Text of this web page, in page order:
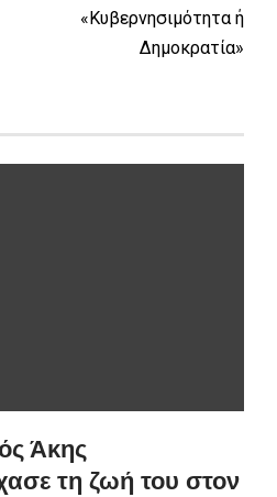
«Κυβερνησιμότητα ή
Δημοκρατία»
Άκης
τη ζωή του στον